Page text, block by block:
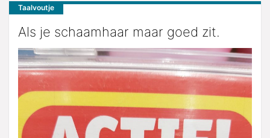
Taalvoutje
Als je schaamhaar maar goed zit.